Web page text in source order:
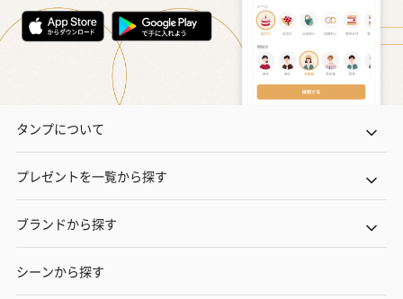
タンプについて
プレゼントを一覧から探す
ブランドから探す
シーンから探す